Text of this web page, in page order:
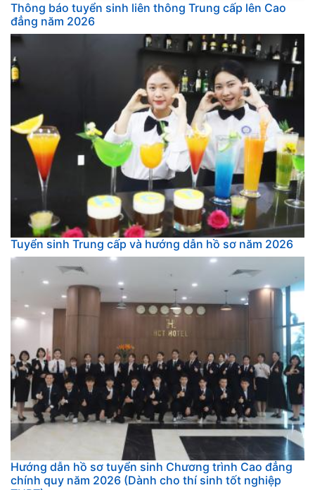
Thông báo tuyển sinh liên thông Trung cấp lên Cao
đẳng năm 2026
Tuyển sinh Trung cấp và hướng dẫn hồ sơ năm 2026
Hướng dẫn hồ sơ tuyển sinh Chương trình Cao đẳng
chính quy năm 2026 (Dành cho thí sinh tốt nghiệp